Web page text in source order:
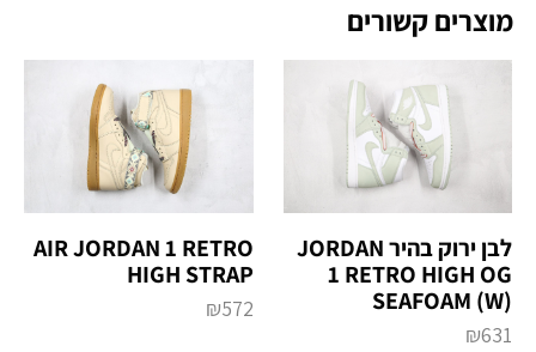
מוצרים קשורים
לבן ירוק בהיר JORDAN
1 RETRO HIGH OG
SEAFOAM (W)
₪631
AIR JORDAN 1 RETRO
HIGH STRAP
₪572